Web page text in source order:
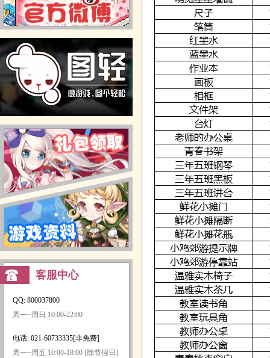
客服中心
QQ: 800037800
周一~周日 10:00-22:00
电话: 021-60733335[非免费]
周一~周五 10:00-18:00 [除节假日]